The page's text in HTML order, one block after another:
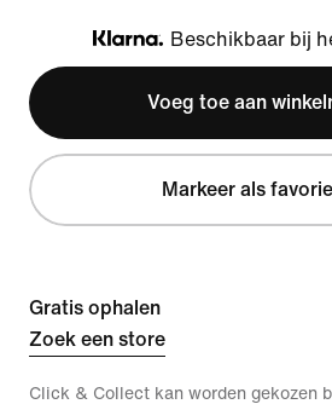
Klarna
Beschikbaar bij
Voeg toe aan
Markeer als
Gratis ophalen
Zoek een store
Click & Collect kan worden gekozen